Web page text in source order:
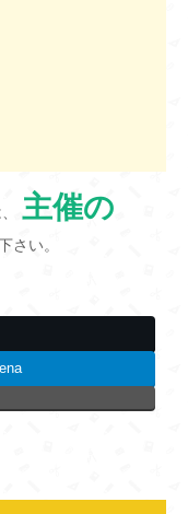
主催の
さい。